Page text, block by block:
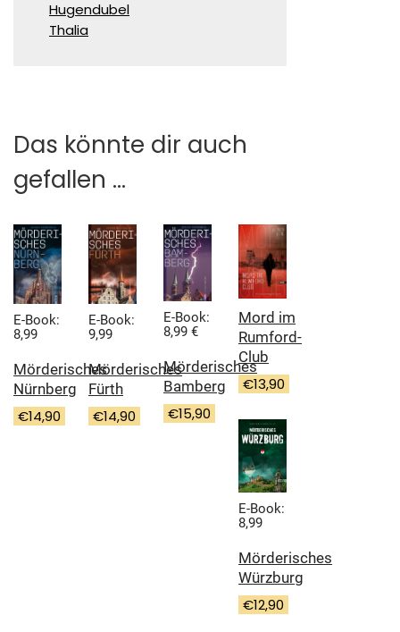
Hugendubel
Thalia
Das könnte dir auch
gefallen …
E-Book:
8,99
Mörderisches
Nürnberg
€14,90
E-Book:
9,99
Mörderisches
Fürth
€14,90
E-Book:
8,99 €
Mörderisches
Bamberg
€15,90
Mord im
Rumford-
Club
€13,90
E-Book:
8,99
Mörderisches
Würzburg
€12,90